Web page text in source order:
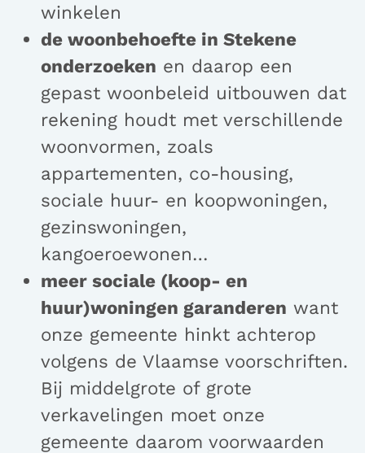
winkelen
de woonbehoefte in Stekene
onderzoeken en daarop een
gepast woonbeleid uitbouwen dat
rekening houdt met verschillende
woonvormen, zoals
appartementen, co-housing,
sociale huur- en koopwoningen,
gezinswoningen,
kangoeroewonen…
meer sociale (koop- en
huur)woningen garanderen want
onze gemeente hinkt achterop
volgens de Vlaamse voorschriften.
Bij middelgrote of grote
verkavelingen moet onze
gemeente daarom voorwaarden